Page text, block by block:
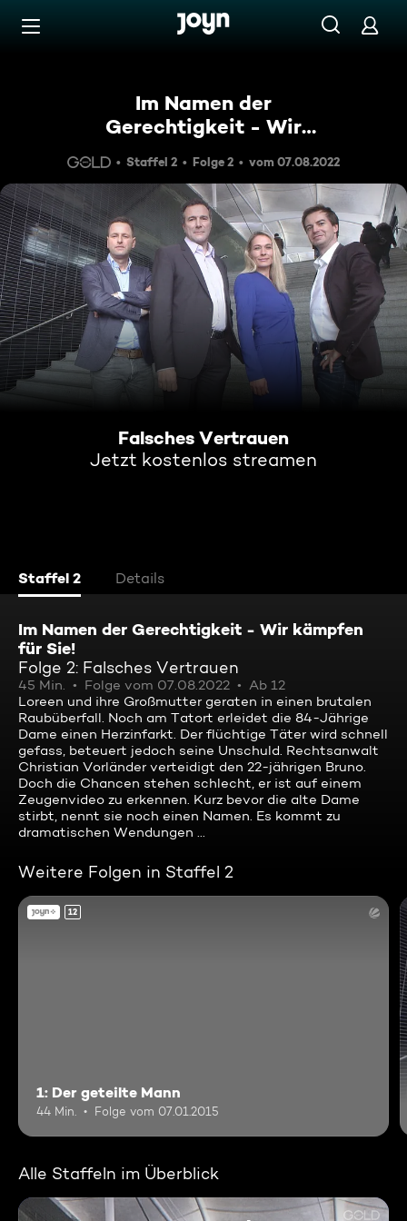
Zum Inhalt springen
Im Namen der
Gerechtigkeit - Wir
Staffel 2 Folge 2 vom 07.08.2022
Falsches Vertrauen
Jetzt kostenlos streamen
Staffel 2 Details
Im Namen der Gerechtigkeit - Wir kämpfen
für Sie!
Folge 2: Falsches Vertrauen
45 Min. Folge vom 07.08.2022
Ab 12
Loreen und ihre Großmutter geraten in einen brutalen
Raubüberfall. Noch am Tatort erleidet die 84-Jährige
Dame einen Herzinfarkt. Der flüchtige Täter wird schnell
gefass, beteuert jedoch seine Unschuld. Rechtsanwalt
Christian Vorländer verteidigt den 22-jährigen Bruno.
Doch die Chancen stehen schlecht, er ist auf einem
Zeugenvideo zu erkennen. Kurz bevor die alte Dame
stirbt, nennt sie noch einen Namen. Es kommt zu
dramatischen Wendungen ...
Weitere Folgen in Staffel 2
12
1: Der geteilte Mann
44 Min. Folge vom 07.01.2015
Alle Staffeln im Überblick